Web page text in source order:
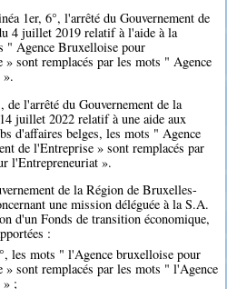
1er, 6°, l'arrêté du Gouvernement de
4 juillet 2019 relatif à l'aide à la
" Agence Bruxelloise pour
sont remplacés par les mots " Agence
».
de l'arrêté du Gouvernement de la
juillet 2022 relatif à une aide aux
d'affaires belges, les mots " Agence
de l'Entreprise » sont remplacés par
l'Entrepreneuriat ».
de la Région de Bruxelles-
une mission déléguée à la S.A.
d'un Fonds de transition économique,
:
les mots " l'Agence bruxelloise pour
sont remplacés par les mots " l'Agence
» ;